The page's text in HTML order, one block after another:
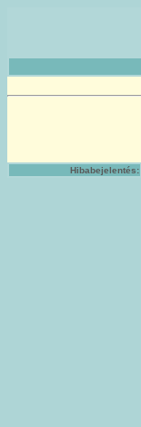
Hibabejelentés: